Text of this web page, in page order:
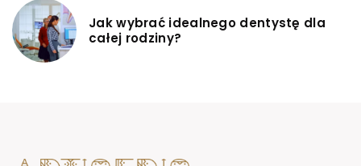
Jak wybrać idealnego dentystę dla
całej rodziny?